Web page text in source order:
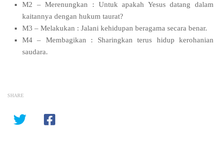
M2 – Merenungkan : Untuk apakah Yesus datang dalam
kaitannya dengan hukum taurat?
M3 – Melakukan : Jalani kehidupan beragama secara benar.
M4 – Membagikan : Sharingkan terus hidup kerohanian
saudara.
SHARE